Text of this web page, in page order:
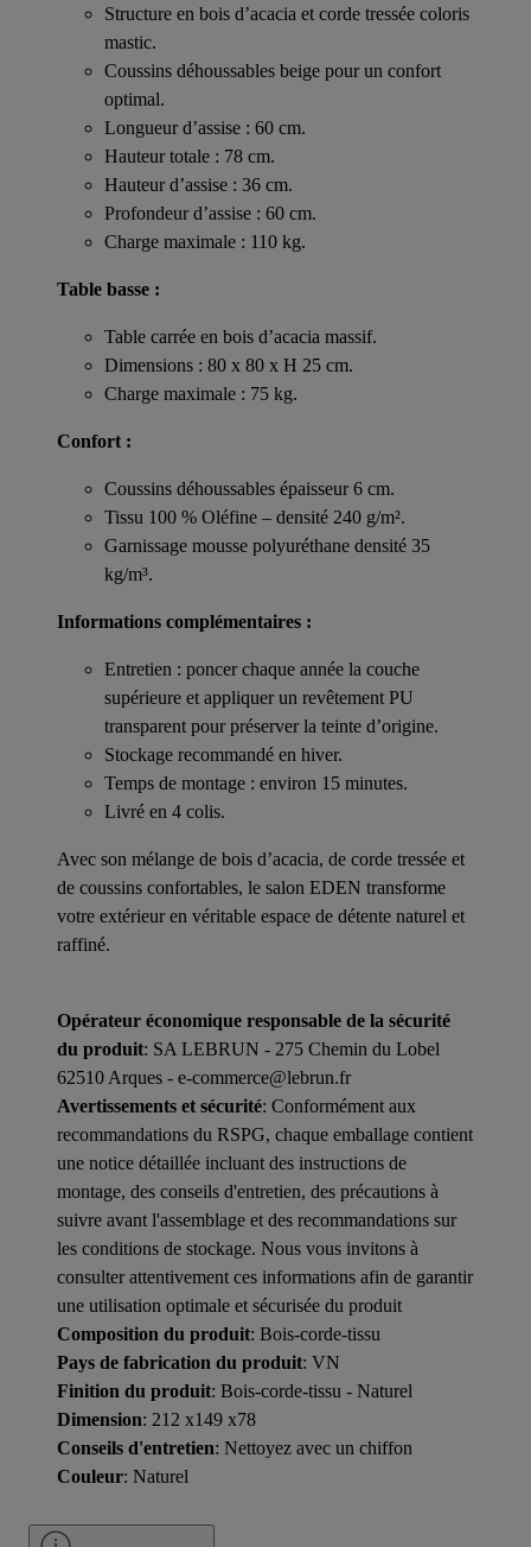
Structure en bois d’acacia et corde tressée coloris
mastic.
Coussins déhoussables beige pour un confort
optimal.
Longueur d’assise : 60 cm.
Hauteur totale : 78 cm.
Hauteur d’assise : 36 cm.
Profondeur d’assise : 60 cm.
Charge maximale : 110 kg.
Table basse :
Table carrée en bois d’acacia massif.
Dimensions : 80 x 80 x H 25 cm.
Charge maximale : 75 kg.
Confort :
Coussins déhoussables épaisseur 6 cm.
Tissu 100 % Oléfine – densité 240 g/m².
Garnissage mousse polyuréthane densité 35
kg/m³.
Informations complémentaires :
Entretien : poncer chaque année la couche
supérieure et appliquer un revêtement PU
transparent pour préserver la teinte d’origine.
Stockage recommandé en hiver.
Temps de montage : environ 15 minutes.
Livré en 4 colis.
Avec son mélange de bois d’acacia, de corde tressée et
de coussins confortables, le salon EDEN transforme
votre extérieur en véritable espace de détente naturel et
raffiné.
Opérateur économique responsable de la sécurité
du produit: SA LEBRUN - 275 Chemin du Lobel
62510 Arques - e-commerce@lebrun.fr
Avertissements et sécurité: Conformément aux
recommandations du RSPG, chaque emballage contient
une notice détaillée incluant des instructions de
montage, des conseils d'entretien, des précautions à
suivre avant l'assemblage et des recommandations sur
les conditions de stockage. Nous vous invitons à
consulter attentivement ces informations afin de garantir
une utilisation optimale et sécurisée du produit
Composition du produit: Bois-corde-tissu
Pays de fabrication du produit: VN
Finition du produit: Bois-corde-tissu - Naturel
Dimension: 212 x149 x78
Conseils d'entretien: Nettoyez avec un chiffon
Couleur: Naturel